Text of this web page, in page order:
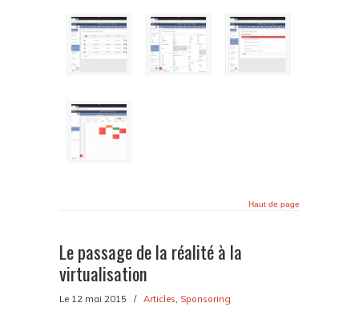
Haut de page
Le passage de la réalité à la
virtualisation
Le 12 mai 2015 / Articles, Sponsoring